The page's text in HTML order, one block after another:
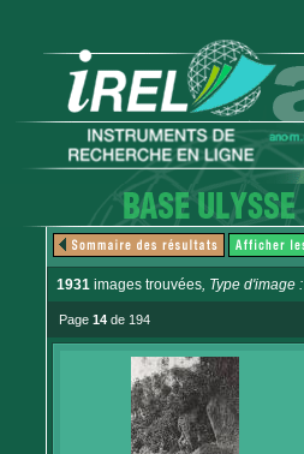
1931 images trouvées, Type d'image :
Page 14 de 194